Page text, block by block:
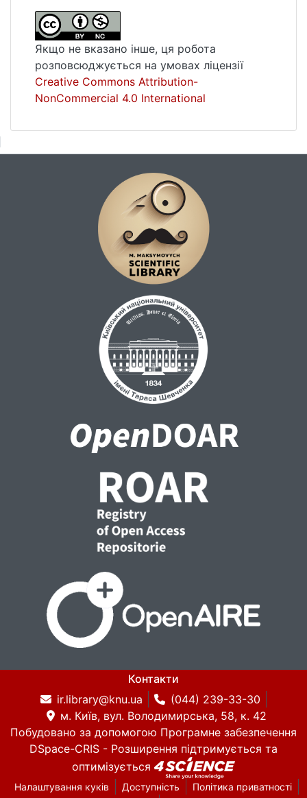
Якщо не вказано інше, ця робота
розповсюджується на умовах ліцензії
Creative Commons Attribution-
NonCommercial 4.0 International
Контакти
ir.library@knu.ua
(044) 239-33-30
м. Київ, вул. Володимирська, 58, к. 42
Побудовано за допомогою Програмне забезпечення
DSpace-CRIS - Розширення підтримується та
оптимізується
Налаштування куків Доступність
Політика приватності